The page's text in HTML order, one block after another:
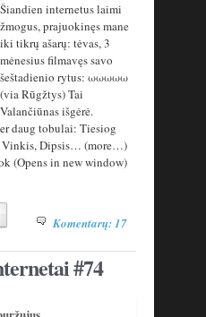
Šiandien internetus laimi
žmogus, prajuokinęs mane
iki tikrų ašarų: tėvas, 3
mėnesius filmavęs savo
šeštadienio rytus: ωωωωω
(via Rūgžtys) Tai
Valančiūnas išgėrė.
daug tobulai: Tiesiog
Dipsis… (more…)
(Opens in new window)
Komentarų: 17
#74